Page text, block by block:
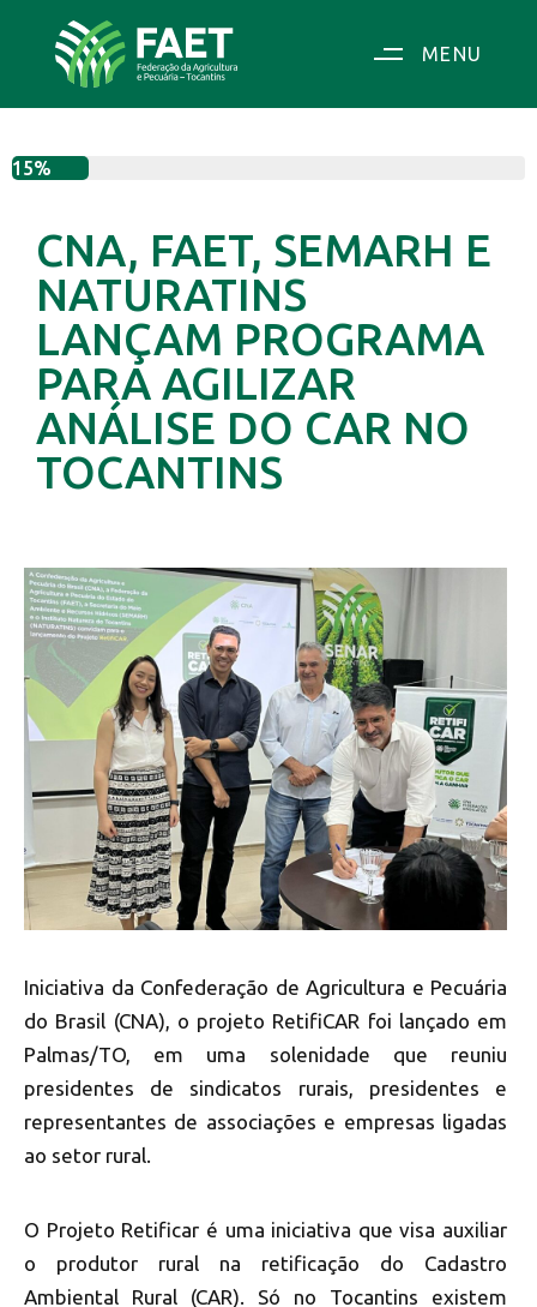
MENU
15%
CNA, FAET, SEMARH E
NATURATINS
LANÇAM PROGRAMA
PARA AGILIZAR
ANÁLISE DO CAR NO
TOCANTINS
Iniciativa da Confederação de Agricultura e Pecuária
do Brasil (CNA), o projeto RetifiCAR foi lançado em
Palmas/TO, em uma solenidade que reuniu
presidentes de sindicatos rurais, presidentes e
representantes de associações e empresas ligadas
ao setor rural.
O Projeto Retificar é uma iniciativa que visa auxiliar
o produtor rural na retificação do Cadastro
Ambiental Rural (CAR). Só no Tocantins existem